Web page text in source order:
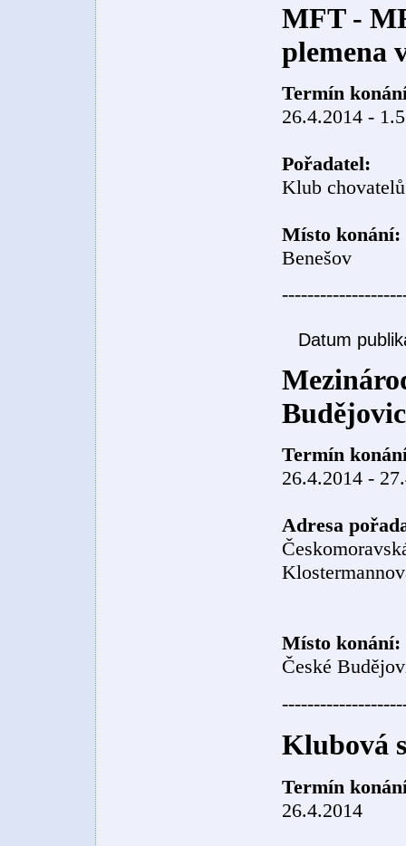
MFT -
plemena
Termín
26.4.2014 -
Pořadatel:
Klub
Místo konání:
Benešov
Datum
Termín
26.4.2014 -
Adresa
Místo konání:
České
Klubová
Termín
26.4.2014